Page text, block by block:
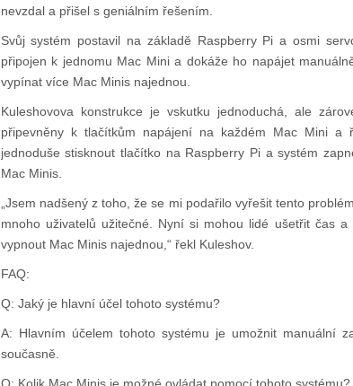
nevzdal a přišel s geniálním řešením.
Svůj systém postavil na základě Raspberry Pi a osmi
připojen k jednomu Mac Mini a dokáže ho napájet
vypínat více Mac Minis najednou.
Kuleshovova konstrukce je vskutku jednoduchá, ale
připevněny k tlačítkům napájení na každém Mac Mini a
jednoduše stisknout tlačítko na Raspberry Pi a systém
Mac Minis.
„Jsem nadšený z toho, že se mi podařilo vyřešit tento
mnoho uživatelů užitečné. Nyní si mohou lidé ušetřit čas
vypnout Mac Minis najednou,“ řekl Kuleshov.
FAQ:
Q: Jaký je hlavní účel tohoto systému?
A: Hlavním účelem tohoto systému je umožnit manuální
současně.